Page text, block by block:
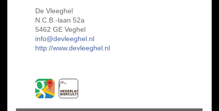
De Vleeghel
N.C.B.-laan 52a
5462 GE Veghel
info@devleeghel.nl
http://www.devleeghel.nl